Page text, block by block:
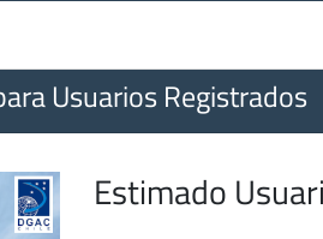
Usuarios Registrados
Estimado